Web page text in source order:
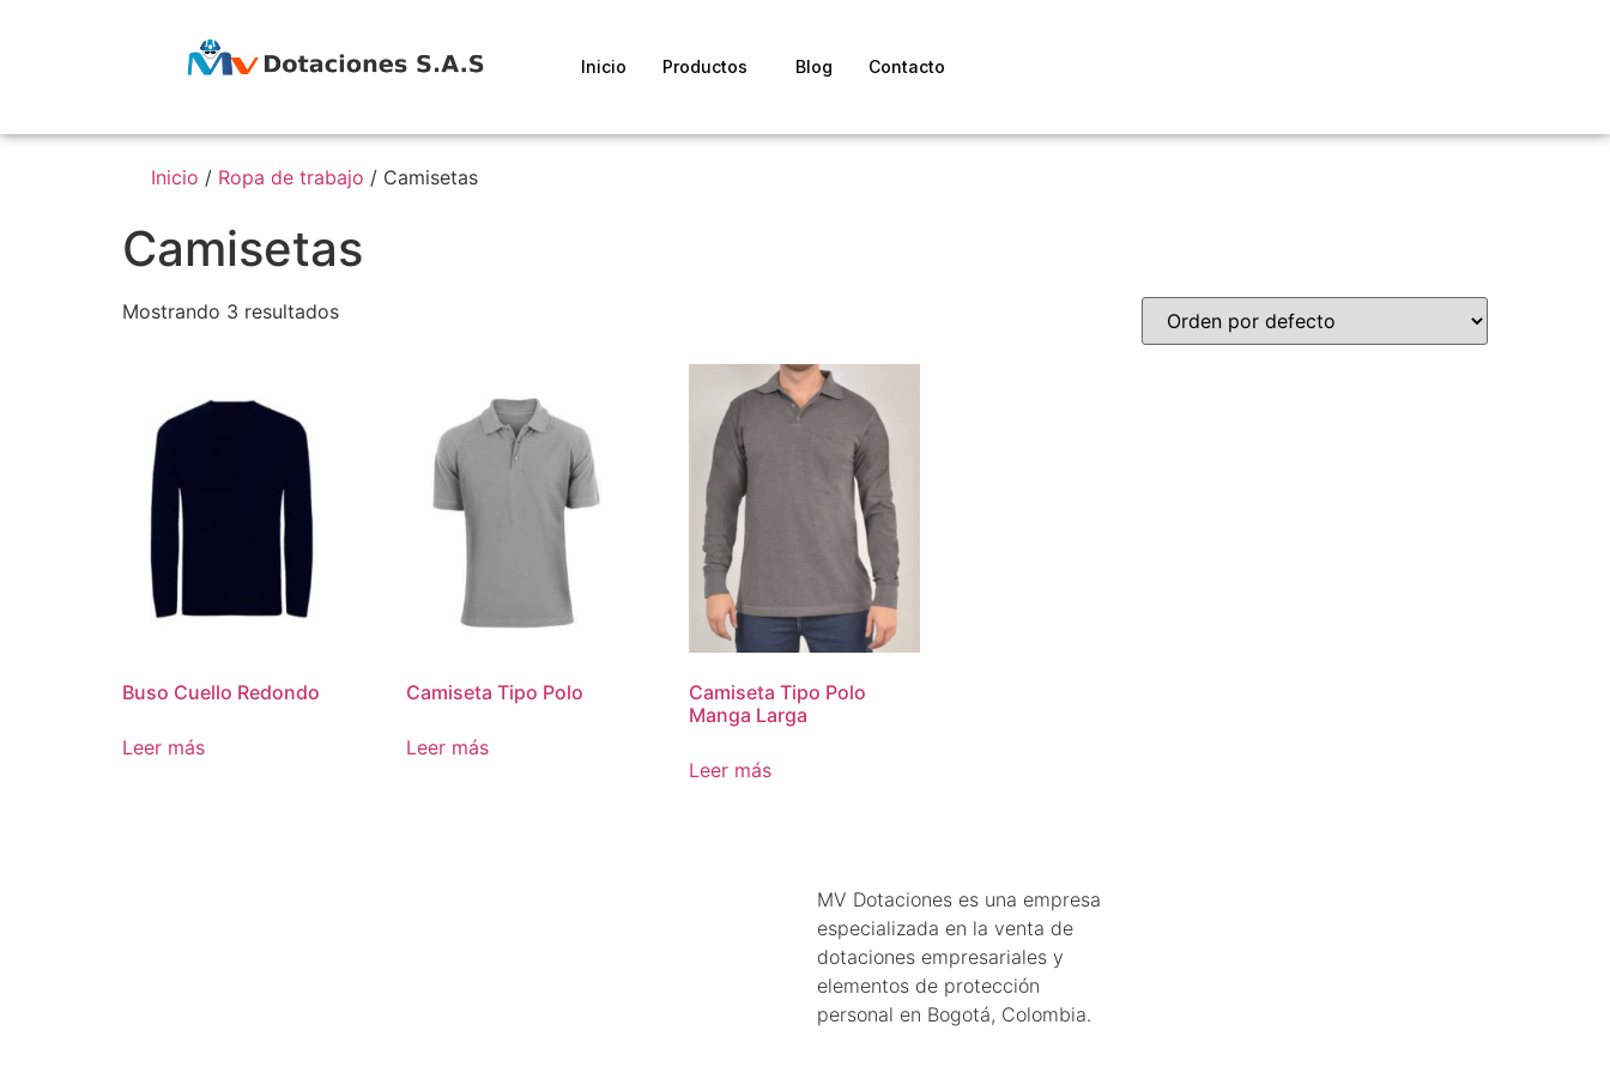
Inicio Productos Blog Contacto
Inicio / Ropa de trabajo / Camisetas
Camisetas
Mostrando 3 resultados
Buso Cuello Redondo
Leer más
Camiseta Tipo Polo
Leer más
Camiseta Tipo Polo
Manga Larga
Leer más
MV Dotaciones es una empresa
especializada en la venta de
dotaciones empresariales y
elementos de protección
personal en Bogotá, Colombia.